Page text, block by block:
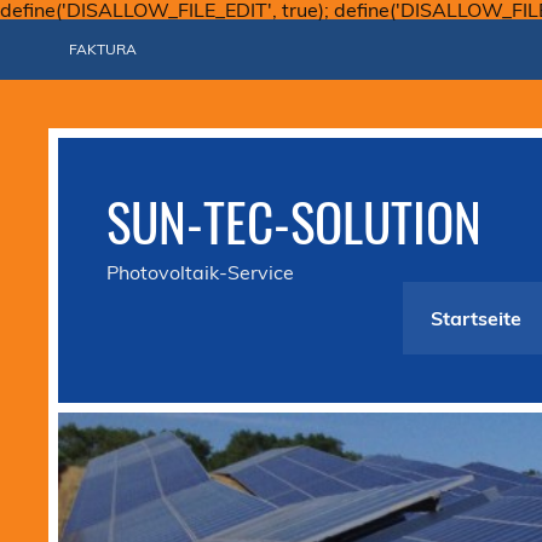
define('DISALLOW_FILE_EDIT', true);
FAKTURA
SUN-TEC-SOLUTION
Photovoltaik-Service
Startseite